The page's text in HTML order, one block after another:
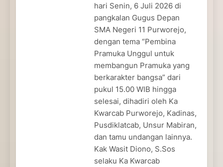
hari Senin, 6 Juli 2026 di
pangkalan Gugus Depan
SMA Negeri 11 Purworejo,
dengan tema “Pembina
Pramuka Unggul untuk
membangun Pramuka yang
berkarakter bangsa” dari
pukul 15.00 WIB hingga
selesai, dihadiri oleh Ka
Kwarcab Purworejo, Kadinas,
Pusdiklatcab, Unsur Mabiran,
dan tamu undangan lainnya.
Kak Wasit Diono, S.Sos
selaku Ka Kwarcab